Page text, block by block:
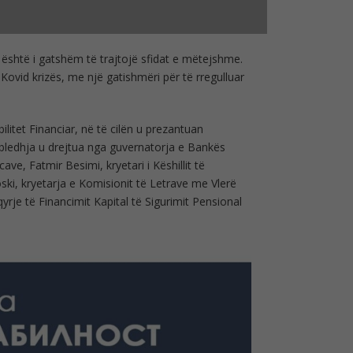
i gatshëm të trajtojë sfidat e mëtejshme.
krizës, me një gatishmëri për të rregulluar
Financiar, në të cilën u prezantuan
u drejtua nga guvernatorja e Bankës
Fatmir Besimi, kryetari i Këshillit të
kryetarja e Komisionit të Letrave me Vlerë
të Financimit Kapital të Sigurimit Pensional